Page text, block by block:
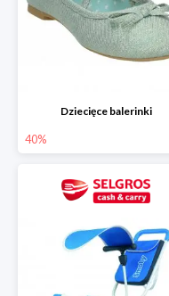
Dziecięce balerinki
40%